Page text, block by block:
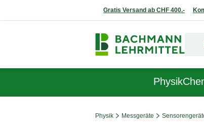
Gratis Versand ab CHF 400.-
Physik
Physik Messgeräte